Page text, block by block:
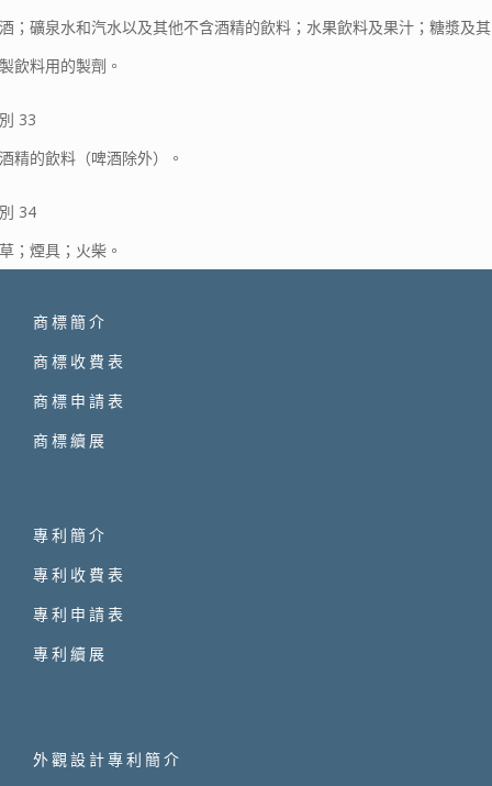
；礦泉水和汽水以及其他不含酒精的飲料；水果飲料及果汁；糖漿及其
飲料用的製劑。
33
精的飲料（啤酒除外）。
34
；煙具；火柴。
商標簡介
商標收費表
商標申請表
商標續展
專利簡介
專利收費表
專利申請表
專利續展
外觀設計專利簡介